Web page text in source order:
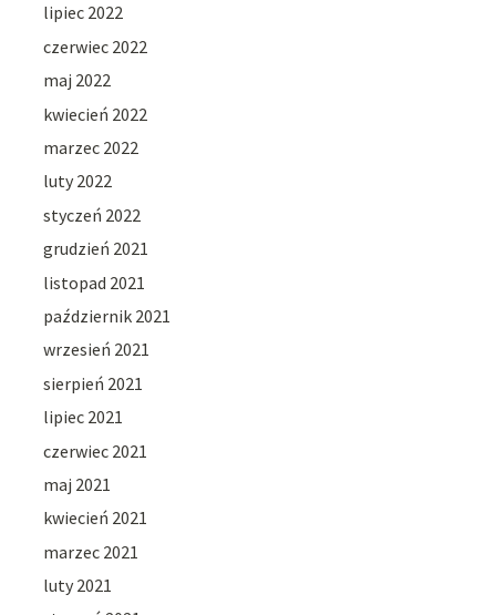
lipiec 2022
czerwiec 2022
maj 2022
kwiecień 2022
marzec 2022
luty 2022
styczeń 2022
grudzień 2021
listopad 2021
październik 2021
wrzesień 2021
sierpień 2021
lipiec 2021
czerwiec 2021
maj 2021
kwiecień 2021
marzec 2021
luty 2021